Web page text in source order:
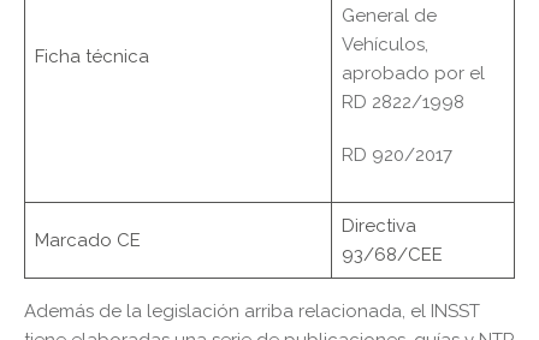
Ficha técnica
General de
Vehículos,
aprobado por el
RD 2822/1998
RD 920/2017
Marcado CE
Directiva
93/68/CEE
Además de la legislación arriba relacionada, el INSST